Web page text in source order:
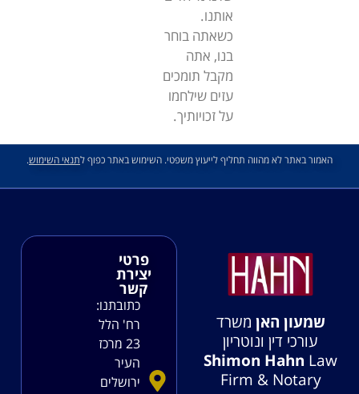
אותנו.
כשאתה בוחר
בנו, אתה
מקבל תומכים
עזים שילחמו
על זכויותיך.
האמור באתר לא מהווה תחליף לייעוץ משפטי. השימוש באתר כפוף לתנאי השימוש.
שמעון האן משרד
עורכי דין ונוטריון
Shimon Hahn Law
Firm & Notary
פרטי
יצירת
קשר
כתובתנו:
רח' הלל
23 מרכז
העיר
ירושלים